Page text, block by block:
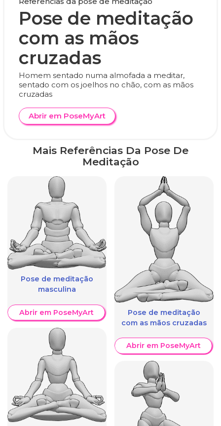
Pose de meditação
com as mãos
cruzadas
Homem sentado numa almofada a meditar,
sentado com os joelhos no chão, com as mãos
cruzadas
Abrir em PoseMyArt
Mais Referências Da Pose De
Meditação
Pose de meditação
masculina
Abrir em PoseMyArt
Pose de meditação
com as mãos cruzadas
Abrir em PoseMyArt